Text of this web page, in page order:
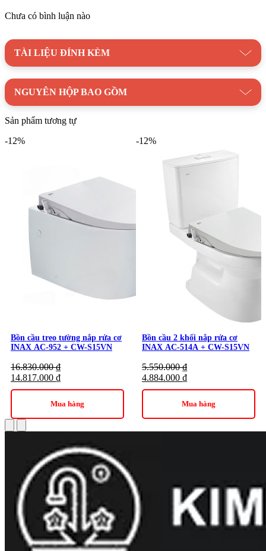
Bản vẽ kỹ thuật bồn cầu nắp rửa cơ Inax C-504A+CW-S32VN-1
Danh mục:
Bồn cầu vệ sinh
INAX /
Thiết Bị Vệ Sinh INAX
Chưa có bình luận nào
TÀI LIỆU ĐÍNH KÈM
NGUYÊN HỘP BAO GỒM
Sản phẩm tương tự
-12%
Bồn cầu treo tường nắp rửa cơ
INAX AC-952 + CW-S15VN
16.830.000₫
14.817.000 ₫
Mua hàng
-12%
Bồn cầu 2 khối nắp rửa cơ
INAX AC-514A + CW-S15VN
5.550.000₫
4.884.000 ₫
Mua hàng